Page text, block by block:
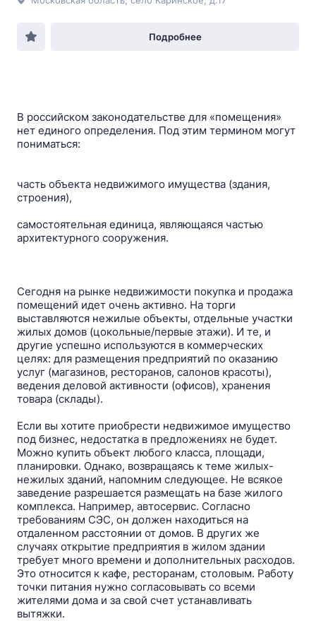
Подробнее
В российском законодательстве для «помещения»
нет единого определения. Под этим термином могут
пониматься:
часть объекта недвижимого имущества (здания,
строения),
самостоятельная единица, являющаяся частью
архитектурного сооружения.
Сегодня на рынке недвижимости покупка и продажа
помещений идет очень активно. На торги
выставляются нежилые объекты, отдельные участки
жилых домов (цокольные/первые этажи). И те, и
другие успешно используются в коммерческих
целях: для размещения предприятий по оказанию
услуг (магазинов, ресторанов, салонов красоты),
ведения деловой активности (офисов), хранения
товара (склады).
Если вы хотите приобрести недвижимое имущество
под бизнес, недостатка в предложениях не будет.
Можно купить объект любого класса, площади,
планировки. Однако, возвращаясь к теме жилых-
нежилых зданий, напомним следующее. Не всякое
заведение разрешается размещать на базе жилого
комплекса. Например, автосервис. Согласно
требованиям СЭС, он должен находиться на
отдаленном расстоянии от домов. В других же
случаях открытие предприятия в жилом здании
требует много времени и дополнительных расходов.
Это относится к кафе, ресторанам, столовым. Работу
точки питания нужно согласовывать со всеми
жителями дома и за свой счет устанавливать
вытяжки.